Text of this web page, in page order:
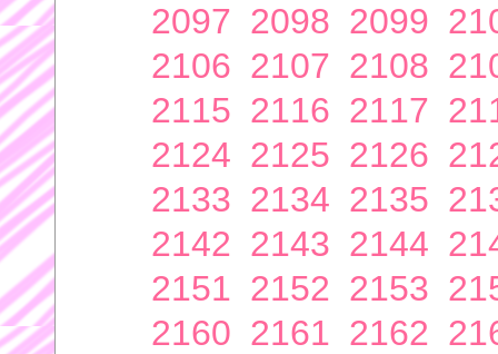
2097 2098 2099
2106 2107 2108
2115 2116 2117
2124 2125 2126
2133 2134 2135
2142 2143 2144
2151 2152 2153
2160 2161 2162